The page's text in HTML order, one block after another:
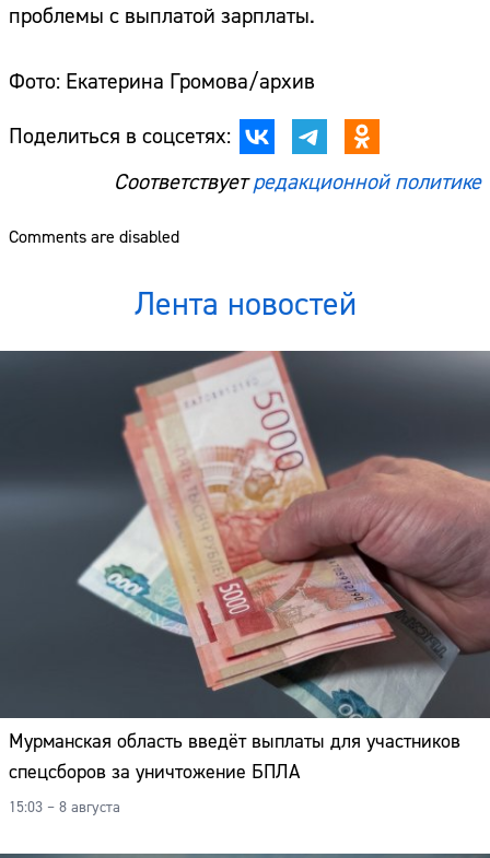
проблемы с выплатой зарплаты.
Фото: Екатерина Громова/архив
Поделиться в соцсетях:
Соответствуетредакционной политике
Comments are disabled
Лента новостей
Мурманская область введёт выплаты для участников
спецсборов за уничтожение БПЛА
15:03 – 8 августа